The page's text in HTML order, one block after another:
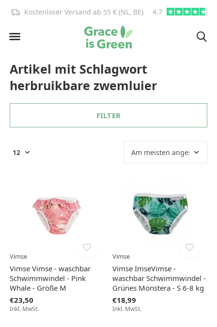
Kostenloser Versand ab 55 € (NL, BE) 4.7
Artikel mit Schlagwort
herbruikbare zwemluier
FILTER
Vimse
Vimse Vimse - waschbar
Schwimmwindel - Pink
Whale - Größe M
€23,50
Inkl. MwSt.
Vimse
Vimse ImseVimse -
waschbar Schwimmwindel -
Grünes Monstera - S 6-8 kg
€18,99
Inkl. MwSt.